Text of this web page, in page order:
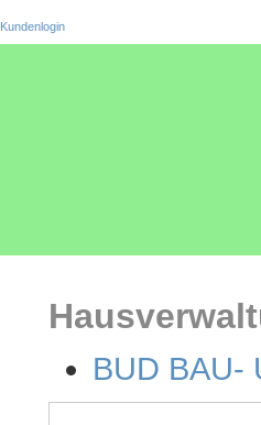
Kundenlogin
BUD BAU-